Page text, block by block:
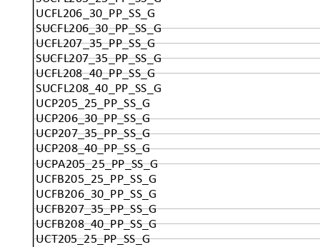
UCFL206_30_PP_SS_G
SUCFL206_30_PP_SS_G
UCFL207_35_PP_SS_G
SUCFL207_35_PP_SS_G
UCFL208_40_PP_SS_G
SUCFL208_40_PP_SS_G
UCP205_25_PP_SS_G
UCP206_30_PP_SS_G
UCP207_35_PP_SS_G
UCP208_40_PP_SS_G
UCPA205_25_PP_SS_G
UCFB205_25_PP_SS_G
UCFB206_30_PP_SS_G
UCFB207_35_PP_SS_G
UCFB208_40_PP_SS_G
UCT205_25_PP_SS_G